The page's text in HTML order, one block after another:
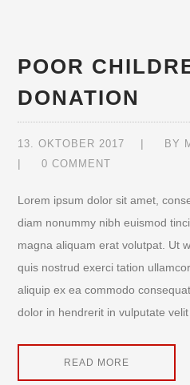
POOR
DONATION
13. OKTOBER 2017 BY
0 COMMENT
Lorem ipsum dolor sit amet,
diam nonummy nibh euismod
magna aliquam erat volutpat. Ut
quis nostrud exerci tation
aliquip ex ea commodo
dolor in hendrerit in vulputate
READ MORE